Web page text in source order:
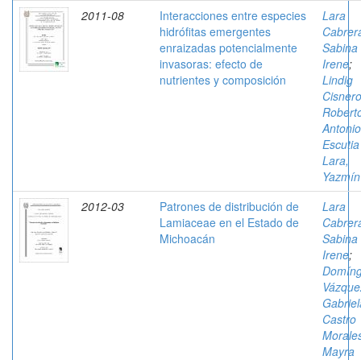
2011-08
Interacciones entre especies
hidrófitas emergentes
enraizadas potencialmente
invasoras: efecto de
nutrientes y composición
Lara
Sabina
Irene;
Lindig
Antonio
Escutia
Lara,
Yazmín
2012-03
Patrones de distribución de
Lamiaceae en el Estado de
Michoacán
Lara
Sabina
Irene;
Castro
Mayra